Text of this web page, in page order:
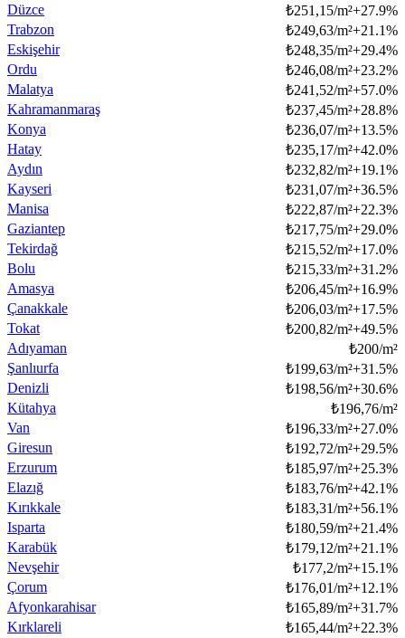
Düzce
₺251,15/m²+27.9%
Trabzon
₺249,63/m²+21.1%
Eskişehir
₺248,35/m²+29.4%
Ordu
₺246,08/m²+23.2%
Malatya
₺241,52/m²+57.0%
Kahramanmaraş
₺237,45/m²+28.8%
Konya
₺236,07/m²+13.5%
Hatay
₺235,17/m²+42.0%
Aydın
₺232,82/m²+19.1%
Kayseri
₺231,07/m²+36.5%
Manisa
₺222,87/m²+22.3%
Gaziantep
₺217,75/m²+29.0%
Tekirdağ
₺215,52/m²+17.0%
Bolu
₺215,33/m²+31.2%
Amasya
₺206,45/m²+16.9%
Çanakkale
₺206,03/m²+17.5%
Tokat
₺200,82/m²+49.5%
Adıyaman
₺200/m²
Şanlıurfa
₺199,63/m²+31.5%
Denizli
₺198,56/m²+30.6%
Kütahya
₺196,76/m²
Van
₺196,33/m²+27.0%
Giresun
₺192,72/m²+29.5%
Erzurum
₺185,97/m²+25.3%
Elazığ
₺183,76/m²+42.1%
Kırıkkale
₺183,31/m²+56.1%
Isparta
₺180,59/m²+21.4%
Karabük
₺179,12/m²+21.1%
Nevşehir
₺177,2/m²+15.1%
Çorum
₺176,01/m²+12.1%
Afyonkarahisar
₺165,89/m²+31.7%
Kırklareli
₺165,44/m²+22.3%